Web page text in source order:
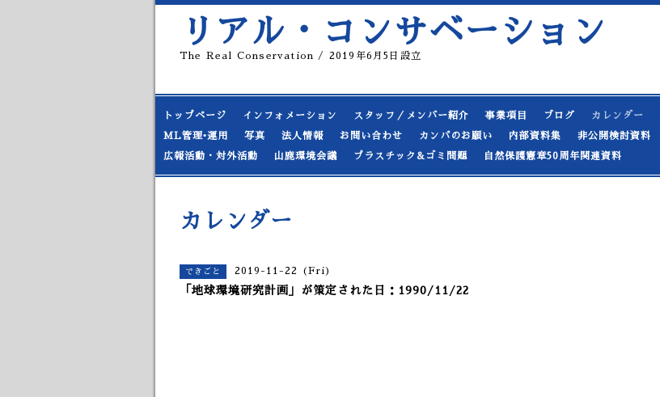
リアル・コンサベーション
The Real Conservation / 2019年6月5日設立
トップページ インフォメーション スタッフ／メンバー紹介 事業項目 ブログ カレンダー
ML管理•運用 写真 法人情報 お問い合わせ カンパのお願い 内部資料集 非公開検討資料
広報活動・対外活動 山鹿環境会議 プラスチック&ゴミ問題 自然保護憲章50周年関連資料
カレンダー
できごと 2019-11-22 (Fri)
「地球環境研究計画」が策定された日：1990/11/22